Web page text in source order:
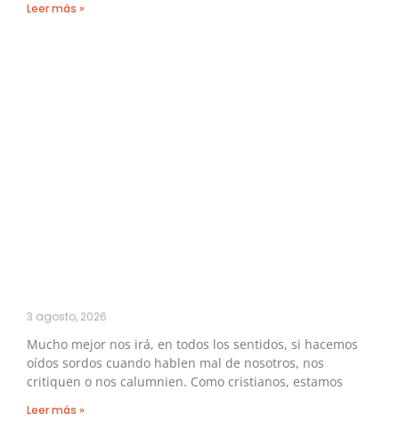
Leer más »
3 agosto, 2026
Mucho mejor nos irá, en todos los sentidos, si hacemos
oídos sordos cuando hablen mal de nosotros, nos
critiquen o nos calumnien. Como cristianos, estamos
Leer más »